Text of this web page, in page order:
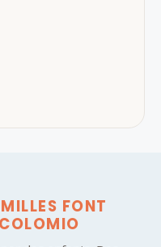
FONT